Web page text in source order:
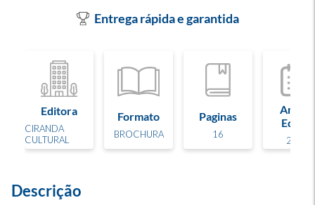
Entrega rápida e garantida
Editora
CIRANDA
CULTURAL
Formato
BROCHURA
Paginas
16
Ano de
Edição
2026
Descrição